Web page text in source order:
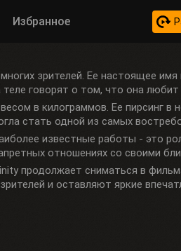
Избранное
зрителей. Ее настоящее
говорят о том, что она
в килограммов. Ее пирсинг
стать одной из самых
известные работы - это
отношениях со своими
продолжает сниматься в
и оставляют яркие